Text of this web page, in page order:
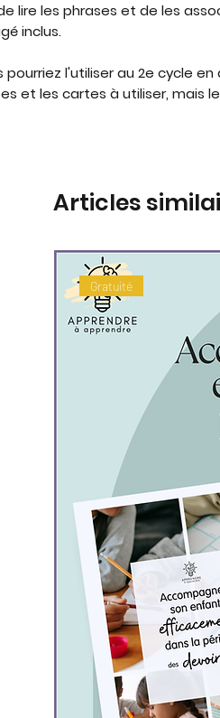
lire les phrases et de les
inclus.
pourriez l'utiliser au 2e cycle
et les cartes à utiliser, mais
Articles
Gratuité